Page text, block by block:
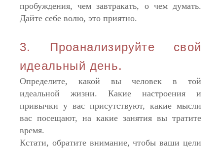
пробуждения, чем завтракать, о чем думать.
Дайте себе волю, это приятно.
3. Проанализируйте свой
идеальный день.
Определите, какой вы человек в той
идеальной жизни. Какие настроения и
привычки у вас присутствуют, какие мысли
вас посещают, на какие занятия вы тратите
время.
Кстати, обратите внимание, чтобы ваши цели